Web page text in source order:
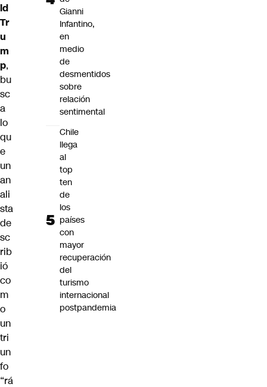
ld
Tr
u
m
p,
bu
sc
a
lo
qu
e
un
an
ali
sta
de
sc
rib
ió
co
m
o
un
tri
un
fo
“rá
Gianni
Infantino,
en
medio
de
desmentidos
sobre
relación
sentimental
Chile
llega
al
top
ten
de
los
países
con
mayor
recuperación
del
turismo
internacional
postpandemia